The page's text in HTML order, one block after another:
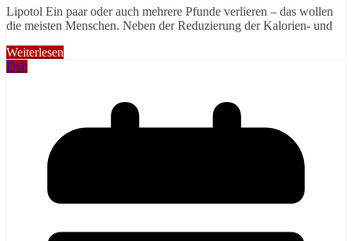
Lipotol Ein paar oder auch mehrere Pfunde verlieren – das wollen
die meisten Menschen. Neben der Reduzierung der Kalorien- und
Weiterlesen
Diät